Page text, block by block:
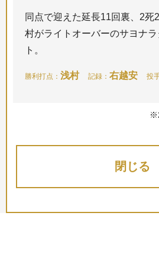
同点で迎えた延長11回裏、2死
村がライトオーバーのサヨナ
ト。
勝利打点： 浅村 記録： 右越安 投
閉じる